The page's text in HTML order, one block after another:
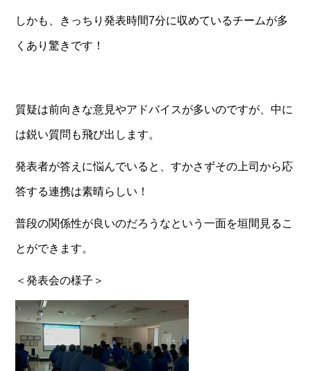
しかも、きっちり発表時間7分に収めているチームが多
くあり驚きです！
質疑は前向きな意見やアドバイスが多いのですが、中に
は鋭い質問も飛び出します。
発表者が答えに悩んでいると、すかさずその上司から応
答する連携は素晴らしい！
普段の関係性が良いのだろうなという一面を垣間見るこ
とができます。
＜発表会の様子＞